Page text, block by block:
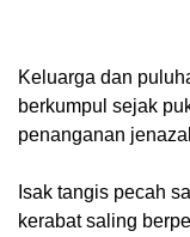
Keluarga dan
berkumpul sejak
penanganan
Isak tangis pecah
kerabat saling